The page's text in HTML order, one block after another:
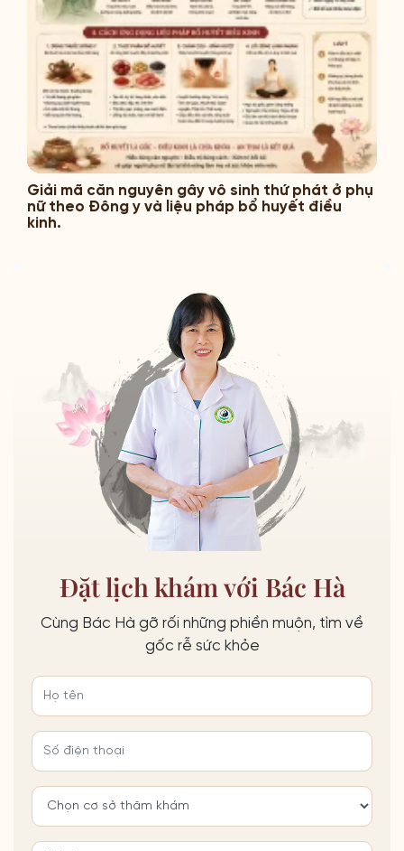
Giải mã căn nguyên gây vô sinh thứ phát ở phụ
nữ theo Đông y và liệu pháp bổ huyết điều
kinh.
Đặt lịch khám với Bác Hà
Cùng Bác Hà gỡ rối những phiền muộn, tìm về
gốc rễ sức khỏe